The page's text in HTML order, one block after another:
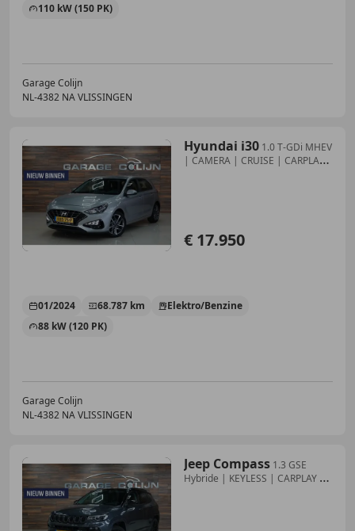
110 kW (150 PK)
Garage Colijn
NL-4382 NA VLISSINGEN
Hyundai i30 1.0 T-GDi MHEV
| CAMERA | CRUISE | CARPLAY |
€ 17.950
01/2024 68.787 km
Elektro/Benzine
88 kW (120 PK)
Garage Colijn
NL-4382 NA VLISSINGEN
Jeep Compass 1.3 GSE
Hybride | KEYLESS | CARPLAY |